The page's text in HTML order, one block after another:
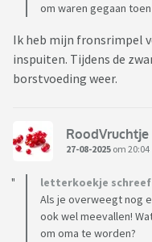
om waren gegaan
Ik heb mijn fronsrimpel
inspuiten. Tijdens de
borstvoeding weer.
RoodVruchtje
27-08-2025 om 20:04
letterkoekje schreef
Als je overweegt nog
ook wel meevallen!
om oma te worden?